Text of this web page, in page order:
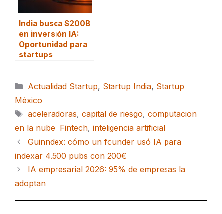
India busca $200B
en inversión IA:
Oportunidad para
startups
Categorías
Actualidad Startup, Startup India, Startup
México
Etiquetas
aceleradoras, capital de riesgo, computacion
en la nube, Fintech, inteligencia artificial
Guinndex: cómo un founder usó IA para
indexar 4.500 pubs con 200€
IA empresarial 2026: 95% de empresas la
adoptan